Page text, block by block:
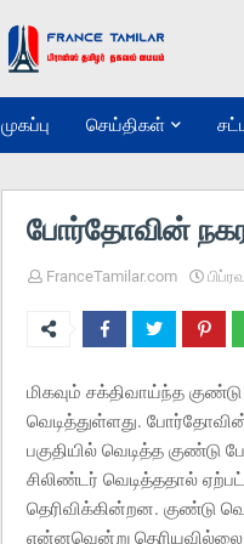
முகப்பு செய்திகள்
போர்தோவின் நகர
FranceTamilar.com
மிகவும் சக்திவாய்ந்த
வெடித்துள்ளது.
பகுதியில் வெடித்த குண்டு
சிலிண்டர் வெடித்ததால்
தெரிவிக்கின்றன. குண்டு
என்னவென்று